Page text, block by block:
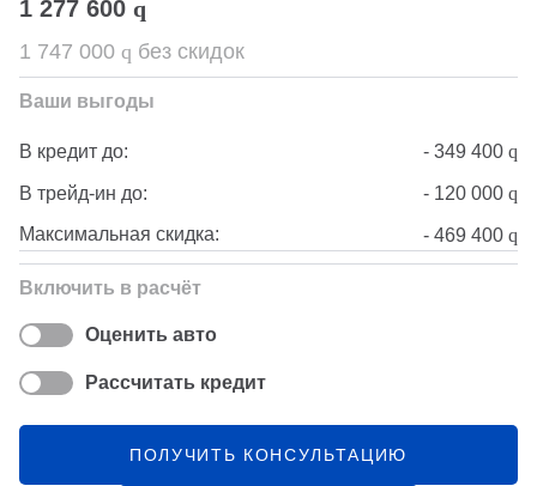
1 277 600 q
1 747 000 q без скидок
Ваши выгоды
В кредит до: - 349 400 q
В трейд-ин до: - 120 000 q
Максимальная скидка: - 469 400 q
Включить в расчёт
Оценить авто
Рассчитать кредит
ПОЛУЧИТЬ КОНСУЛЬТАЦИЮ